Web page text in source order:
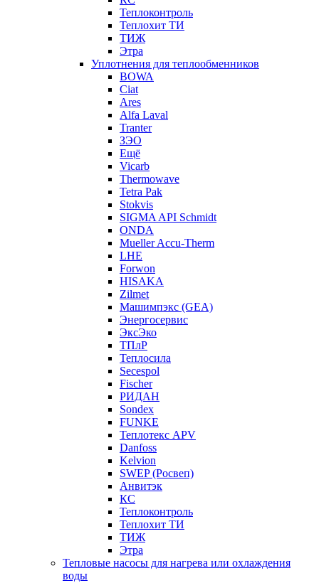
Теплоконтроль
Теплохит ТИ
ТИЖ
Этра
Уплотнения для теплообменников
BOWA
Ciat
Ares
Alfa Laval
Tranter
ЗЭО
Ещё
Vicarb
Thermowave
Tetra Pak
Stokvis
SIGMA API Schmidt
ONDA
Mueller Accu-Therm
LHE
Forwon
HISAKA
Zilmet
Машимпэкс (GEA)
Энергосервис
ЭксЭко
ТПлР
Теплосила
Secespol
Fischer
РИДАН
Sondex
FUNKE
Теплотекс APV
Danfoss
Kelvion
SWEP (Росвеп)
Анвитэк
КС
Теплоконтроль
Теплохит ТИ
ТИЖ
Этра
Тепловые насосы для нагрева или охлаждения
воды